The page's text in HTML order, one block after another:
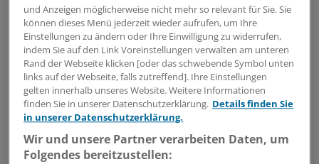
J&J Open House
Der Gesundheitsdialog
Expert:innen aus unterschiedlichsten Bereichen des
Gesundheitswesens diskutieren – offen, kritisch und
lösungsorientiert – über die Herausforderungen und
Chancen unseres Gesundheitssystems. Dafür steht
das J&J Open House – seit inzwischen 7 Jahren.
Kooperation|In Kooperation mit:Johnson & Johnson Innovative
Medicine (Janssen-Cilag GmbH)
und Anzeigen möglicherweise nicht mehr so relevant für Sie. Sie
können dieses Menü jederzeit wieder aufrufen, um Ihre
Einstellungen zu ändern oder Ihre Einwilligung zu widerrufen,
indem Sie auf den Link Voreinstellungen verwalten am unteren
Rand der Webseite klicken [oder das schwebende Symbol unten
links auf der Webseite, falls zutreffend]. Ihre Einstellungen
gelten innerhalb unseres Website. Weitere Informationen
finden Sie in unserer Datenschutzerklärung. Details finden Sie
in unserer Datenschutzerklärung.
Wir und unsere Partner verarbeiten Daten, um
Folgendes bereitzustellen: